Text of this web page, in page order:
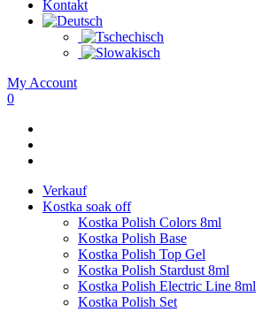
Kontakt
My Account
0
Verkauf
Kostka soak off
Kostka Polish Colors 8ml
Kostka Polish Base
Kostka Polish Top Gel
Kostka Polish Stardust 8ml
Kostka Polish Electric Line 8ml
Kostka Polish Set